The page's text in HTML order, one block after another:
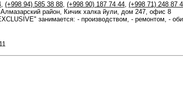
, (+998 94) 585 38 88, (+998 90) 187 74 44, (+998 71) 248 87
Алмазарский район, Кичик халка йули, дом 247, офис 8
занимается: - производством, - ремонтом, -